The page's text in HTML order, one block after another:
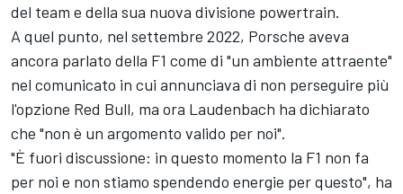
del team e della sua nuova divisione powertrain.
A quel punto, nel settembre 2022, Porsche aveva
ancora parlato della F1 come di "un ambiente attraente"
nel comunicato in cui annunciava di non perseguire più
l'opzione Red Bull, ma ora Laudenbach ha dichiarato
che "non è un argomento valido per noi".
"È fuori discussione: in questo momento la F1 non fa
per noi e non stiamo spendendo energie per questo", ha